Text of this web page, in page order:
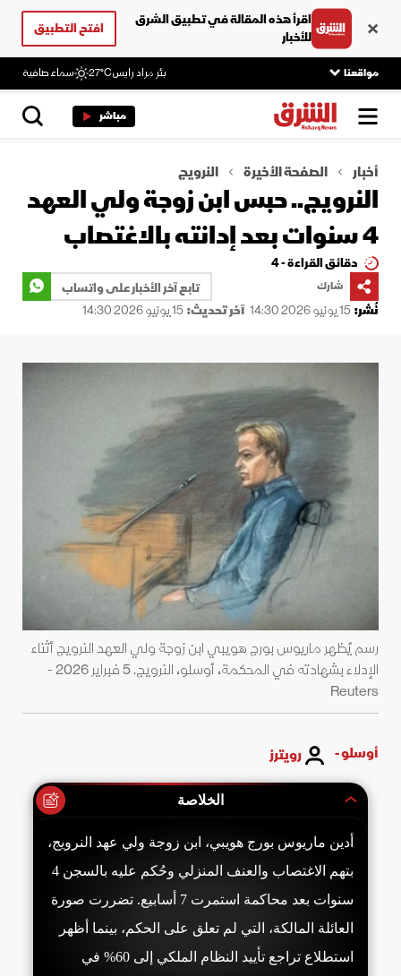
اقرأ هذه المقالة في تطبيق الشرق
للأخبار
افتح التطبيق
مواقعنا بئر مراد رايس27°C سماء صافية
مباشر
أخبار الصفحة الأخيرة النرويج
النرويج.. حبس ابن زوجة ولي العهد
4 سنوات بعد إدانته بالاغتصاب
دقائق القراءة - 4
شارك
تابع آخر الأخبار على واتساب
نُشر:15 يونيو 2026 14:30 آخر تحديث:15 يونيو 2026 14:30
رسم يُظهر ماريوس بورج هويبي ابن زوجة ولي العهد النرويج أثناء
الإدلاء بشهادته في المحكمة، أوسلو، النرويج. 5 فبراير 2026 -
Reuters
أوسلو - رويترز
الخلاصة
أدين ماريوس بورج هويبي، ابن زوجة ولي عهد النرويج،
بتهم الاغتصاب والعنف المنزلي وحُكم عليه بالسجن 4
سنوات بعد محاكمة استمرت 7 أسابيع. تضررت صورة
العائلة المالكة، التي لم تعلق على الحكم، بينما أظهر
استطلاع تراجع تأييد النظام الملكي إلى 60% في